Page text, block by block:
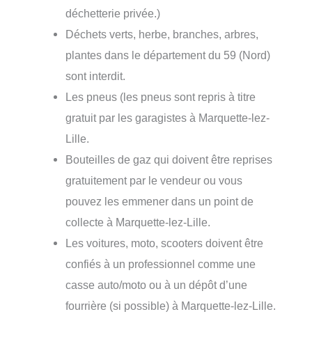
déchetterie privée.)
Déchets verts, herbe, branches, arbres,
plantes dans le département du 59 (Nord)
sont interdit.
Les pneus (les pneus sont repris à titre
gratuit par les garagistes à Marquette-lez-
Lille.
Bouteilles de gaz qui doivent être reprises
gratuitement par le vendeur ou vous
pouvez les emmener dans un point de
collecte à Marquette-lez-Lille.
Les voitures, moto, scooters doivent être
confiés à un professionnel comme une
casse auto/moto ou à un dépôt d’une
fourrière (si possible) à Marquette-lez-Lille.